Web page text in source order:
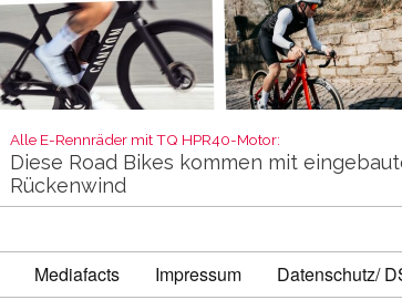
Alle E-Rennräder mit TQ HPR40-Motor:
Diese Road Bikes kommen mit
Rückenwind
Mediafacts Impressum Datenschutz/